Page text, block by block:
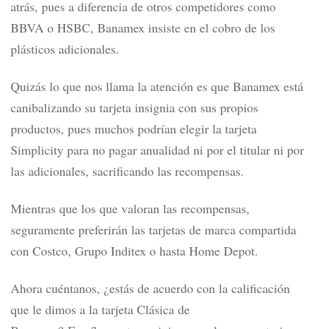
pesos con el valor que ofrece de recompensas, no solo
porque el porcentaje de acumulación es bajo, sino porque
ha dejado fuera las compras mayores que se hacen a
Además, el foco que tenía este producto para ser una
herramienta valiosa para los jefes de familia ha quedado
atrás, pues a diferencia de otros competidores como
BBVA o HSBC, Banamex insiste en el cobro de los
Quizás lo que nos llama la atención es que Banamex está
canibalizando su tarjeta insignia con sus propios
Simplicity para no pagar anualidad ni por el titular ni por
las adicionales, sacrificando las recompensas.